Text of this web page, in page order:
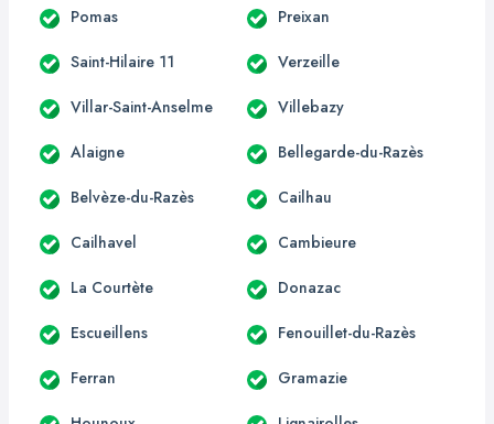
Pomas Preixan
Saint-Hilaire 11 Verzeille
Villar-Saint-Anselme Villebazy
Alaigne Bellegarde-du-Razès
Belvèze-du-Razès Cailhau
Cailhavel Cambieure
La Courtète Donazac
Escueillens Fenouillet-du-Razès
Ferran Gramazie